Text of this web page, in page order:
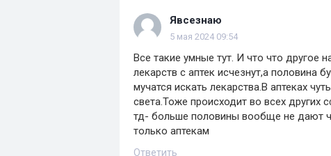
Явсезнаю
5 мая 2024 09:54
Все такие умные тут. И что что другое
лекарств с аптек исчезнут,а половина
мучатся искать лекарства.В аптеках
света.Тоже происходит во всех других
тд- больше половины вообще не дают
только аптекам
Ответить